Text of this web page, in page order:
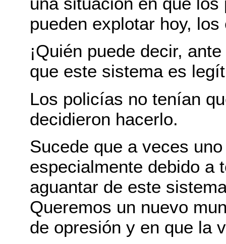
pueden explotar hoy,
¡Quién puede decir,
que este sistema es
Los policías no tenían
decidieron hacerlo.
Sucede que a veces
especialmente debido a
aguantar de este
Queremos un nuevo
de opresión y en que la